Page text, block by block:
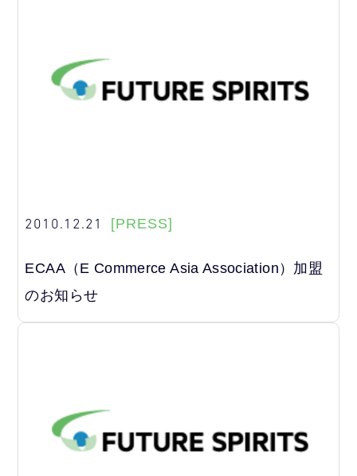
2010.12.21 [PRESS]
ECAA（E Commerce Asia Association）加盟
のお知らせ